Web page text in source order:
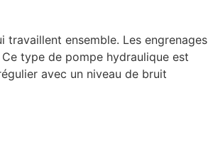
travaillent ensemble. Les engrenages
type de pompe hydraulique est
avec un niveau de bruit